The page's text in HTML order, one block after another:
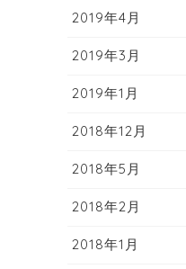
2019年4月
2019年3月
2019年1月
2018年12月
2018年5月
2018年2月
2018年1月